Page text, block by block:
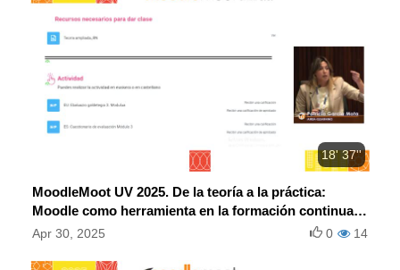
18' 37''
MoodleMoot UV 2025. De la teoría a la práctica:
Moodle como herramienta en la formación continua
universitaria.
Apr 30, 2025 14
0